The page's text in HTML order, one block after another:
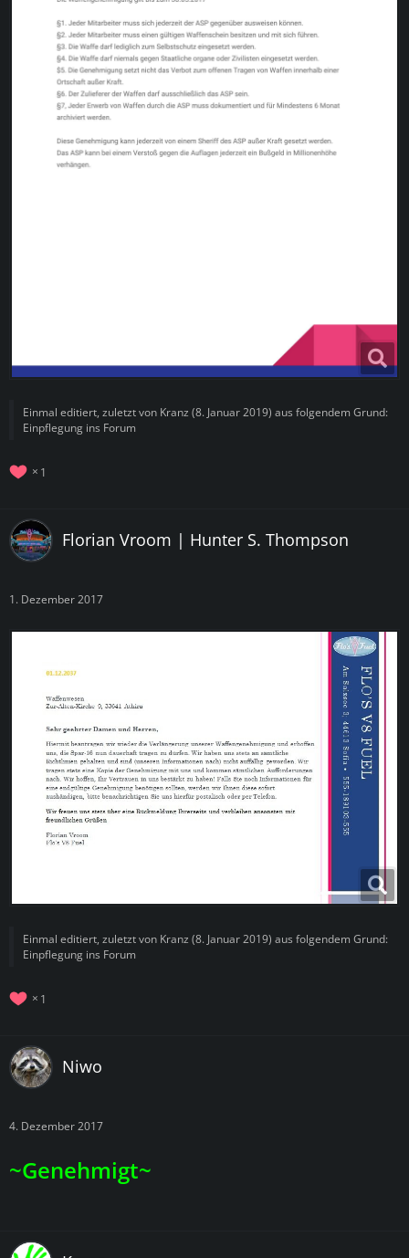
Einmal editiert, zuletzt von Kranz (8. Januar 2019) aus folgendem Grund:
Einpflegung ins Forum
1
Florian Vroom | Hunter S. Thompson
1. Dezember 2017
Einmal editiert, zuletzt von Kranz (8. Januar 2019) aus folgendem Grund:
Einpflegung ins Forum
1
Niwo
4. Dezember 2017
~Genehmigt~